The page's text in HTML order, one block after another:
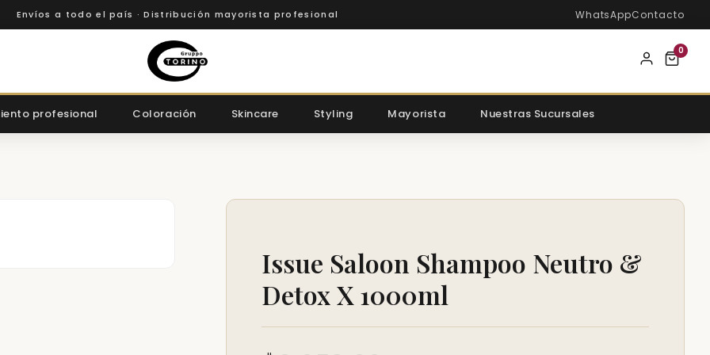
Envíos a todo el país · Distribución mayorista profesional WhatsAppContacto
0
profesional Coloración Skincare Styling Mayorista Nuestras Sucursales
Issue Saloon Shampoo Neutro &
Detox X 1000ml